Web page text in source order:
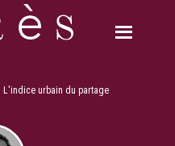
L'indice urbain du partage